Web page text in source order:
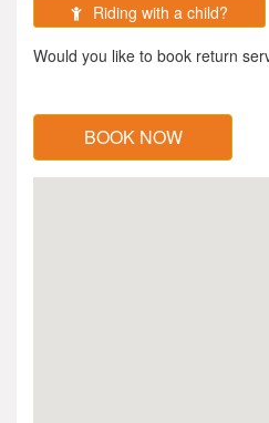
Riding with a child?
Would you like to book return